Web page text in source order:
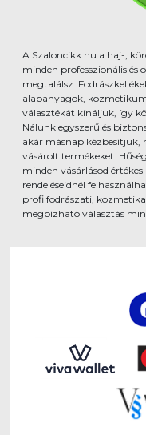
A Szaloncikk.hu a haj-,
minden professzionális és
megtalálsz.
alapanyagok,
választékát kínáljuk, így
Nálunk egyszerű és
akár másnap kézbesítjük,
vásárolt termékeket.
minden vásárlásod
rendeléseidnél
profi fodrászati,
megbízható választás